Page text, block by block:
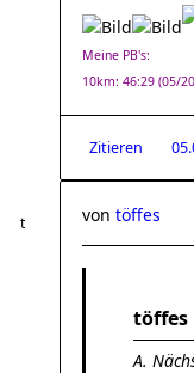
Meine PB's:
10km: 46:29 (05/
Zitieren
von töffes
töffes
A.